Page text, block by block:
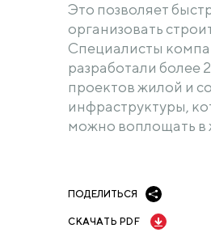
Это позволяет
организовать
Специалисты
разработали более
проектов жилой и
инфраструктуры,
можно воплощать в
ПОДЕЛИТЬСЯ
СКАЧАТЬ PDF